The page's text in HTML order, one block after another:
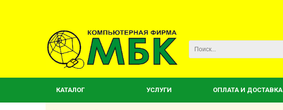
КАТАЛОГ УСЛУГИ ОПЛАТА И ДОСТАВКА